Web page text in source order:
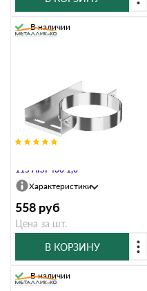
115 AISI 430 1,0
В наличии
Характеристики
558 руб
Цена за шт.
В КОРЗИНУ
В наличии